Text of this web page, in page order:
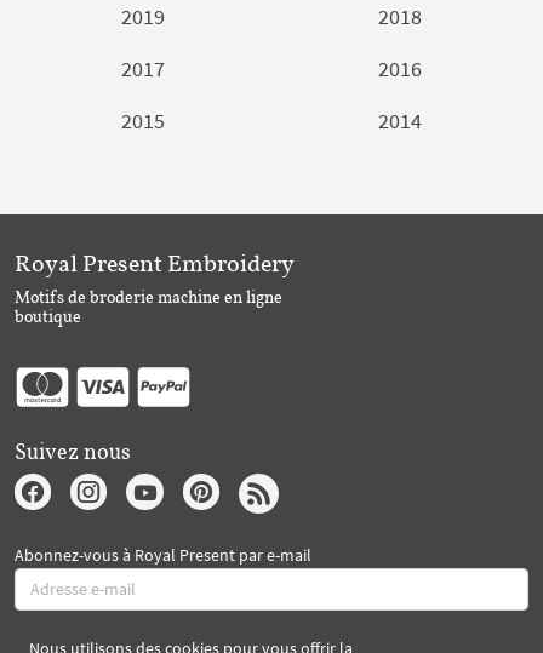
2019
2018
2017
2016
2015
2014
Nous utilisons des cookies pour vous offrir la
Royal Present Embroidery
Motifs de broderie machine en ligne
boutique
Suivez nous
Abonnez-vous à Royal Present par e-mail